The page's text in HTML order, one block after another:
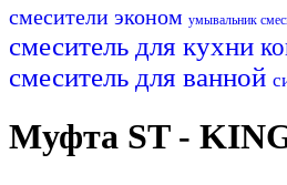
смесители эконом умывальник
смеситель для кухни
смеситель для ванной
Муфта ST -